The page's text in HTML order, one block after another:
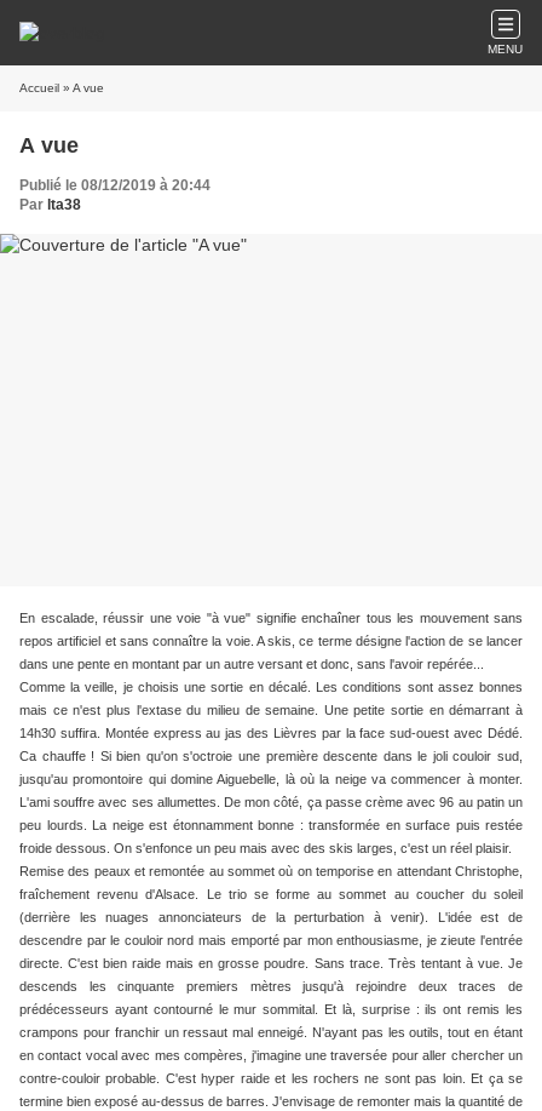
MENU
Accueil » A vue
A vue
Publié le 08/12/2019 à 20:44
Par lta38
En escalade, réussir une voie "à vue" signifie enchaîner tous les mouvement sans
repos artificiel et sans connaître la voie. A skis, ce terme désigne l'action de se lancer
dans une pente en montant par un autre versant et donc, sans l'avoir repérée...
Comme la veille, je choisis une sortie en décalé. Les conditions sont assez bonnes
mais ce n'est plus l'extase du milieu de semaine. Une petite sortie en démarrant à
14h30 suffira. Montée express au jas des Lièvres par la face sud-ouest avec Dédé.
Ca chauffe ! Si bien qu'on s'octroie une première descente dans le joli couloir sud,
jusqu'au promontoire qui domine Aiguebelle, là où la neige va commencer à monter.
L'ami souffre avec ses allumettes. De mon côté, ça passe crème avec 96 au patin un
peu lourds. La neige est étonnamment bonne : transformée en surface puis restée
froide dessous. On s'enfonce un peu mais avec des skis larges, c'est un réel plaisir.
Remise des peaux et remontée au sommet où on temporise en attendant Christophe,
fraîchement revenu d'Alsace. Le trio se forme au sommet au coucher du soleil
(derrière les nuages annonciateurs de la perturbation à venir). L'idée est de
descendre par le couloir nord mais emporté par mon enthousiasme, je zieute l'entrée
directe. C'est bien raide mais en grosse poudre. Sans trace. Très tentant à vue. Je
descends les cinquante premiers mètres jusqu'à rejoindre deux traces de
prédécesseurs ayant contourné le mur sommital. Et là, surprise : ils ont remis les
crampons pour franchir un ressaut mal enneigé. N'ayant pas les outils, tout en étant
en contact vocal avec mes compères, j'imagine une traversée pour aller chercher un
contre-couloir probable. C'est hyper raide et les rochers ne sont pas loin. Et ça se
termine bien exposé au-dessus de barres. J'envisage de remonter mais la quantité de